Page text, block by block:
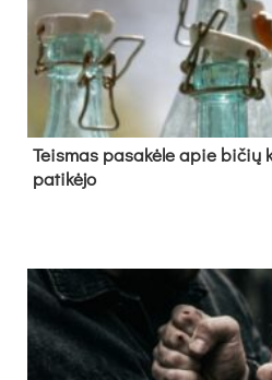
Teis­mas pa­sa­kė­le apie bi­čių
pa­ti­kė­jo